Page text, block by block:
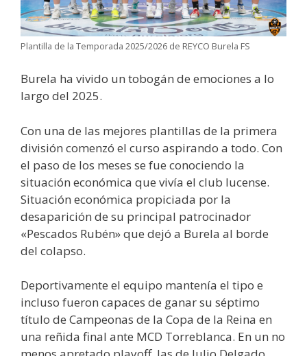
Plantilla de la Temporada 2025/2026 de REYCO Burela FS
Burela ha vivido un tobogán de emociones a lo
largo del 2025.
Con una de las mejores plantillas de la primera
división comenzó el curso aspirando a todo. Con
el paso de los meses se fue conociendo la
situación económica que vivía el club lucense.
Situación económica propiciada por la
desaparición de su principal patrocinador
«Pescados Rubén» que dejó a Burela al borde
del colapso.
Deportivamente el equipo mantenía el tipo e
incluso fueron capaces de ganar su séptimo
título de Campeonas de la Copa de la Reina en
una reñida final ante MCD Torreblanca. En un no